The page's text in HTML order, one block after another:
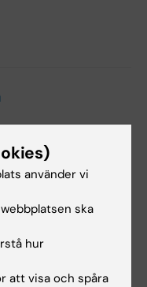
använder vi
ska
hur
att visa och spåra